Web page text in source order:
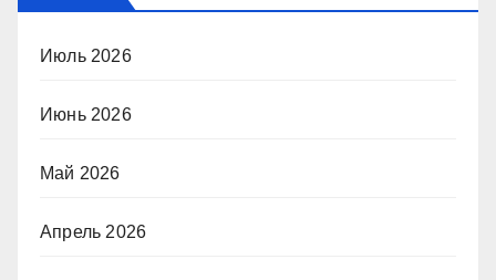
Июль 2026
Июнь 2026
Май 2026
Апрель 2026